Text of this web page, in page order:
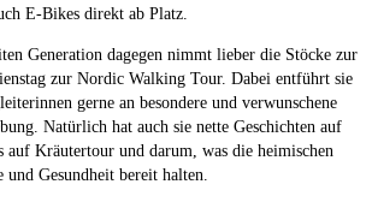
E-Bikes direkt ab Platz.
Generation dagegen nimmt lieber die Stöcke zur
zur Nordic Walking Tour. Dabei entführt sie
gerne an besondere und verwunschene
Natürlich hat auch sie nette Geschichten auf
auf Kräutertour und darum, was die heimischen
Gesundheit bereit halten.